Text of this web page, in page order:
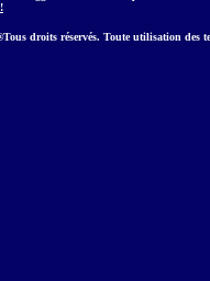
droits réservés. Toute utilisation des